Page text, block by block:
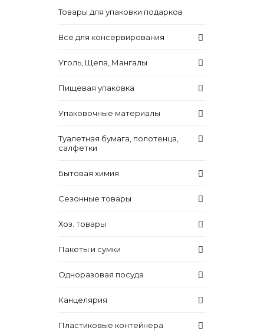
Товары для упаковки подарков
Все для консервирования
Уголь, Щепа, Мангалы
Пищевая упаковка
Упаковочные материалы
Туалетная бумага, полотенца,
салфетки
Бытовая химия
Сезонные товары
Хоз. товары
Пакеты и сумки
Одноразовая посуда
Канцелярия
Пластиковые контейнера